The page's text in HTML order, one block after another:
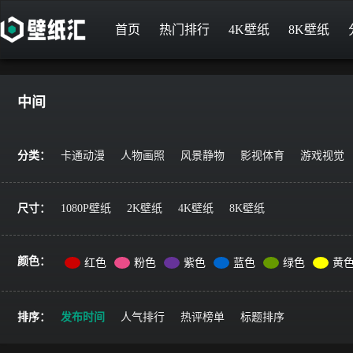
首页 热门排行 4K壁纸 8K壁纸
中间
分类： 卡通动漫 人物画照 风景静物 影视体育 游戏视觉
尺寸： 1080P壁纸 2K壁纸 4K壁纸 8K壁纸
颜色： 红色 粉色 紫色 蓝色 绿色 黄
排序： 发布时间 人气排行 热评榜单 标题排序